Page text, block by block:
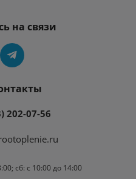
на связи
202-07-56
сб: с 10:00 до 14:00